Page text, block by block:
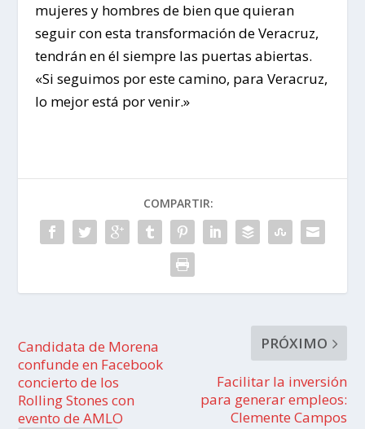
mujeres y hombres de bien que quieran
seguir con esta transformación de Veracruz,
tendrán en él siempre las puertas abiertas.
«Si seguimos por este camino, para Veracruz,
lo mejor está por venir.»
COMPARTIR:
Candidata de Morena
confunde en Facebook
concierto de los
Rolling Stones con
evento de AMLO
PRÓXIMO
Facilitar la inversión
para generar empleos:
Clemente Campos